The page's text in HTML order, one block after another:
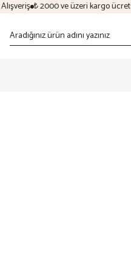
₺ 2000 ve üzeri kargo ücretsiz